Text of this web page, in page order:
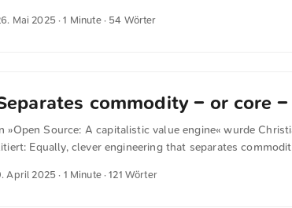
Maßnahmen zahnlos und nicht mehr als
Mai 2025 · 1 Minute · 54 Wörter
commodity – or core
»Open Source: A capitalistic value engine« wurde
Equally, clever engineering that separates
developer community whilst not providing a
April 2025 · 1 Minute · 121 Wörter